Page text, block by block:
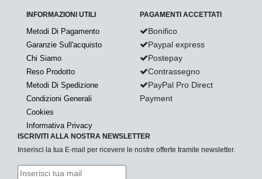
INFORMAZIONI UTILI
Metodi Di Pagamento
Garanzie Sull'acquisto
Chi Siamo
Reso Prodotto
Metodi Di Spedizione
Condizioni Generali
Cookies
Informativa Privacy
PAGAMENTI ACCETTATI
Bonifico
Paypal express
Postepay
Contrassegno
PayPal Pro Direct
Payment
ISCRIVITI ALLA NOSTRA NEWSLETTER
Inserisci la tua E-mail per ricevere le nostre offerte tramite newsletter.